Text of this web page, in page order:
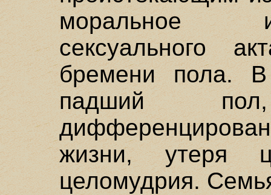
моральное
сексуального
бремени пола.
падший пол,
жизни, утеря
целомудрия.